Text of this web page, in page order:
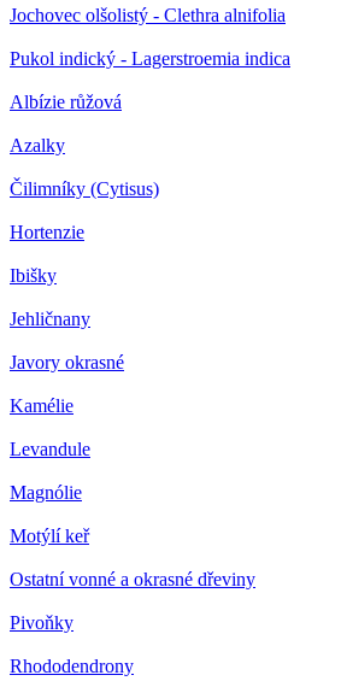
Jochovec olšolistý - Clethra alnifolia
Pukol indický - Lagerstroemia indica
Albízie růžová
Azalky
Čilimníky (Cytisus)
Hortenzie
Ibišky
Jehličnany
Javory okrasné
Kamélie
Levandule
Magnólie
Motýlí keř
Ostatní vonné a okrasné dřeviny
Pivoňky
Rhododendrony